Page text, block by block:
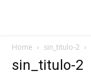
Home sin_titulo-2
sin_titulo-2